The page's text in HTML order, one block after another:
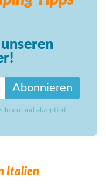
Abonnieren
und akzeptiert.
Italien